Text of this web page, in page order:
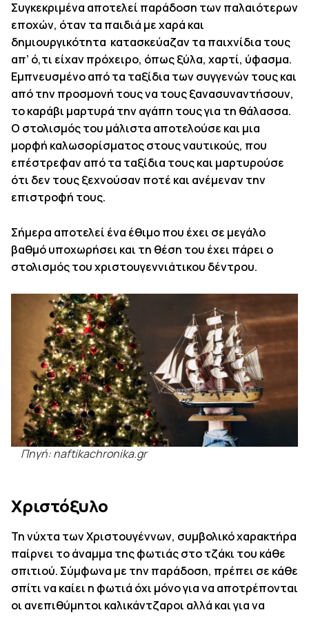
Συγκεκριμένα αποτελεί παράδοση των παλαιότερων
εποχών, όταν τα παιδιά με χαρά και
δημιουργικότητα κατασκεύαζαν τα παιχνίδια τους
απ’ ό,τι είχαν πρόχειρο, όπως ξύλα, χαρτί, ύφασμα.
Εμπνευσμένο από τα ταξίδια των συγγενών τους και
από την προσμονή τους να τους ξανασυναντήσουν,
το καράβι μαρτυρά την αγάπη τους για τη θάλασσα.
Ο στολισμός του μάλιστα αποτελούσε και μια
μορφή καλωσορίσματος στους ναυτικούς, που
επέστρεφαν από τα ταξίδια τους και μαρτυρούσε
ότι δεν τους ξεχνούσαν ποτέ και ανέμεναν την
επιστροφή τους.
Σήμερα αποτελεί ένα έθιμο που έχει σε μεγάλο
βαθμό υποχωρήσει και τη θέση του έχει πάρει ο
στολισμός του χριστουγεννιάτικου δέντρου.
Πηγή: naftikachronika.gr
Χριστόξυλο
Τη νύχτα των Χριστουγέννων, συμβολικό χαρακτήρα
παίρνει το άναμμα της φωτιάς στο τζάκι του κάθε
σπιτιού. Σύμφωνα με την παράδοση, πρέπει σε κάθε
σπίτι να καίει η φωτιά όχι μόνο για να αποτρέπονται
οι ανεπιθύμητοι καλικάντζαροι αλλά και για να